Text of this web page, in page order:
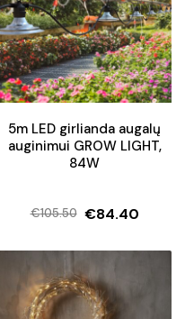
5m LED girlianda augalų
auginimui GROW LIGHT,
84W
€105.50
Original
price
€105.50.
€84.40
Current
price
€84.40.